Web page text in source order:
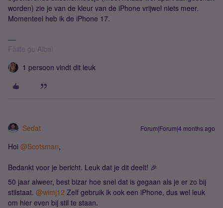
worden) zie je van de kleur van de iPhone vrijwel niets meer.
Momenteel heb ik de iPhone 17.
Fàilte gu Alba!
1 persoon vindt dit leuk
Sedat Forum|Forum|4 months ago
Hoi ​ @Scotsman,
Bedankt voor je bericht. Leuk dat je dit deelt! 🎉
50 jaar alweer, best bizar hoe snel dat is gegaan als je er zo bij
stilstaat. ​ @wimj12 Zelf gebruik ik ook een iPhone, dus wel leuk
om hier even bij stil te staan.